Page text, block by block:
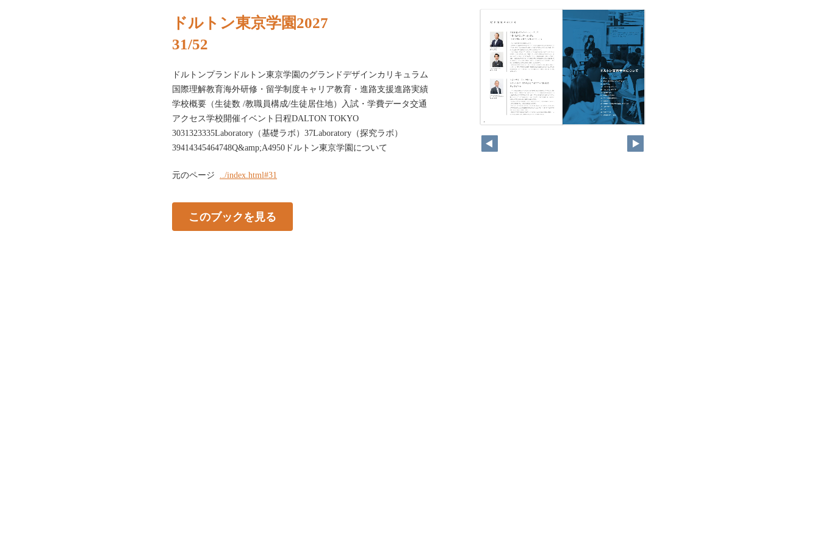
ドルトン東京学園2027
31/52
ドルトンプランドルトン東京学園のグランドデザインカリキュラム
国際理解教育海外研修・留学制度キャリア教育・進路支援進路実績
学校概要（生徒数 /教職員構成/生徒居住地）入試・学費データ交通
アクセス学校開催イベント日程DALTON TOKYO
3031323335Laboratory（基礎ラボ）37Laboratory（探究ラボ）
39414345464748Q&amp;A4950ドルトン東京学園について
元のページ ../index.html#31
このブックを見る